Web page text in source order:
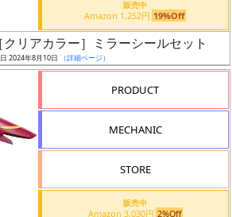
販売中
Amazon 1,252円 19%Off
リアカラー］ミラーシールセット
2024年8月10日 （詳細ページ）
PRODUCT
MECHANIC
STORE
販売中
Amazon 3,030円 2%Off